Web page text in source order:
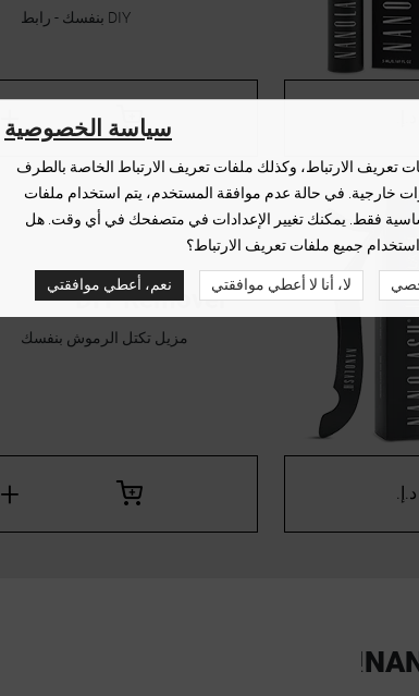
بنفسك - رابط DIY
+
DIY Remover
مزيل تكتل الرموش بنفسك
+
!
سياسة الخصوصية
تعريف الارتباط، وكذلك ملفات تعريف الارتباط الخاصة بالطرف
خارجية. في حالة عدم موافقة المستخدم، يتم استخدام ملفات
فقط. يمكنك تغيير الإعدادات في متصفحك في أي وقت. هل
جميع ملفات تعريف الارتباط؟
نعم، أعطي موافقتي لا، أنا لا أعطي موافقتي